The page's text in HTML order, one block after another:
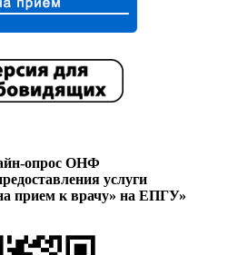
опрос ОНФ
услуги
прием к врачу» на ЕПГУ»